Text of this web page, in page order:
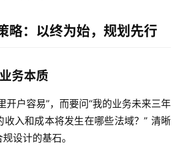
略：以终为始，规划先行
务本质
开户容易”，而要问“我的业务未来三年
入和成本将发生在哪些法域？” 清晰
设计的基石。